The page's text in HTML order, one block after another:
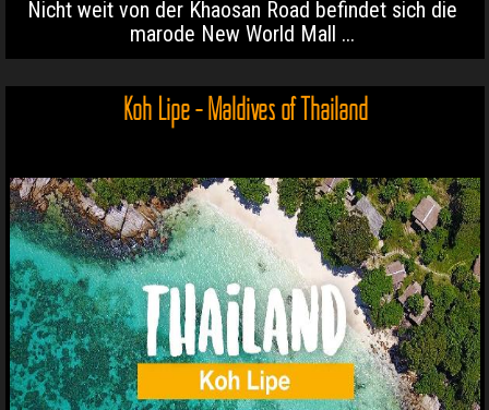
Nicht weit von der Khaosan Road befindet sich die
marode New World Mall ...
Koh Lipe - Maldives of Thailand